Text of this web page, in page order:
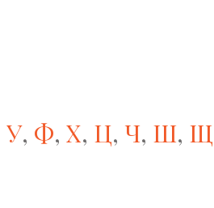
У, Ф, Х, Ц, Ч, Ш, Щ